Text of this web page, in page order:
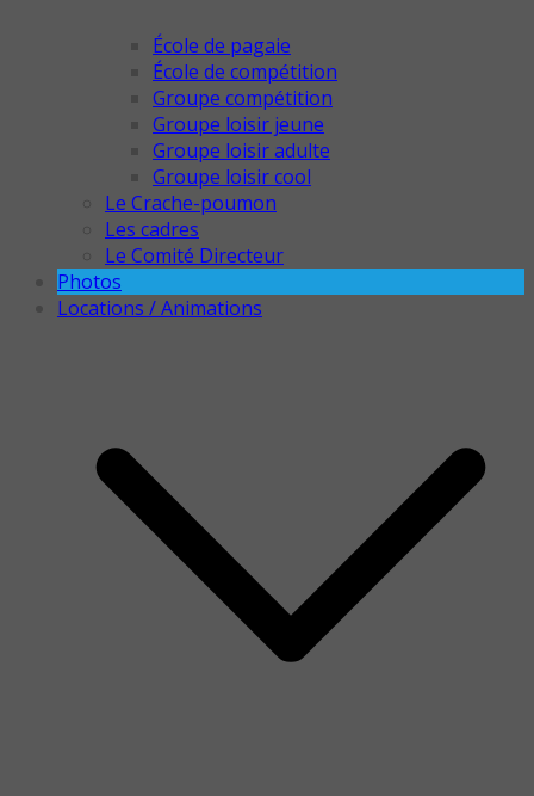
École de pagaie
École de compétition
Groupe compétition
Groupe loisir jeune
Groupe loisir adulte
Groupe loisir cool
Le Crache-poumon
Les cadres
Le Comité Directeur
Photos
Locations / Animations